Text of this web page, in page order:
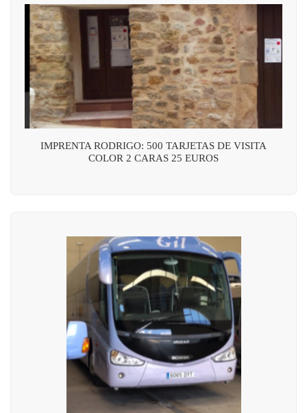
IMPRENTA RODRIGO: 500 TARJETAS DE VISITA
COLOR 2 CARAS 25 EUROS